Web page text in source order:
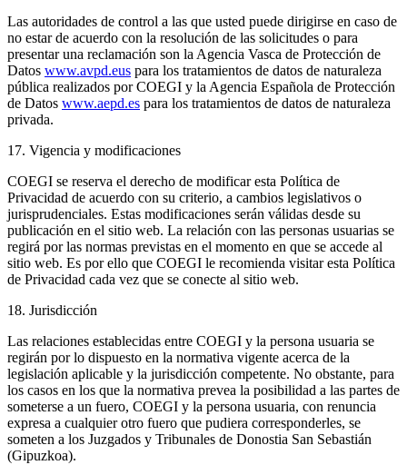
Las autoridades de control a las que usted puede dirigirse en caso de
no estar de acuerdo con la resolución de las solicitudes o para
presentar una reclamación son la Agencia Vasca de Protección de
Datos www.avpd.eus para los tratamientos de datos de naturaleza
pública realizados por COEGI y la Agencia Española de Protección
de Datos www.aepd.es para los tratamientos de datos de naturaleza
privada.
17. Vigencia y modificaciones
COEGI se reserva el derecho de modificar esta Política de
Privacidad de acuerdo con su criterio, a cambios legislativos o
jurisprudenciales. Estas modificaciones serán válidas desde su
publicación en el sitio web. La relación con las personas usuarias se
regirá por las normas previstas en el momento en que se accede al
sitio web. Es por ello que COEGI le recomienda visitar esta Política
de Privacidad cada vez que se conecte al sitio web.
18. Jurisdicción
Las relaciones establecidas entre COEGI y la persona usuaria se
regirán por lo dispuesto en la normativa vigente acerca de la
legislación aplicable y la jurisdicción competente. No obstante, para
los casos en los que la normativa prevea la posibilidad a las partes de
someterse a un fuero, COEGI y la persona usuaria, con renuncia
expresa a cualquier otro fuero que pudiera corresponderles, se
someten a los Juzgados y Tribunales de Donostia San Sebastián
(Gipuzkoa).